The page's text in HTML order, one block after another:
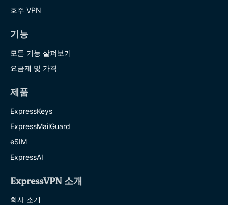
호주 VPN
기능
모든 기능 살펴보기
요금제 및 가격
제품
ExpressKeys
ExpressMailGuard
eSIM
ExpressAI
ExpressVPN 소개
회사 소개